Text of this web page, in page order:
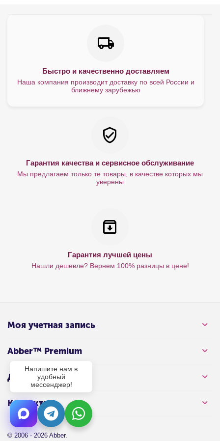
Быстро и качественно доставляем
Наша компания производит доставку по всей России и
ближнему зарубежью
Гарантия качества и сервисное обслуживание
Мы предлагаем только те товары, в качестве которых мы
уверены
Гарантия лучшей цены
Нашли дешевле? Вернем 100% разницы в цене!
Моя учетная запись
Abber™ Premium
Для клиента
Контакты
© 2006 - 2026 Abber.
Напишите нам в
удобный
мессенджер!